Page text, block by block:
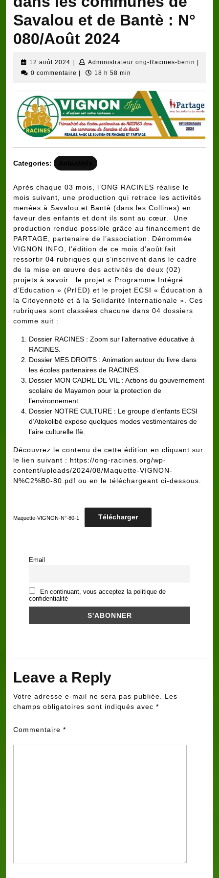
Savalou et de Bantè : N°
080/Août 2024
12 août 2024 12
août
Administrateur ong-Racines-benin
0 commentaire
18 h 58 min
Categories:
Après chaque 03 mois, l’ONG RACINES réalise le
mois suivant, une production qui retrace les activités
menées à Savalou et Bantè (dans les Collines) en
faveur des enfants et dont ils sont au cœur. Une
production rendue possible grâce au financement de
PARTAGE, partenaire de l’association. Dénommée
VIGNON INFO, l’édition de ce mois d’août fait
ressortir 04 rubriques qui s’inscrivent dans le cadre
de la mise en œuvre des activités de deux (02)
projets à savoir : le projet « Programme Intégré
d’Education » (PrIED) et le projet ECSI « Éducation à
la Citoyenneté et à la Solidarité Internationale ». Ces
rubriques sont classées chacune dans 04 dossiers
comme suit :
Dossier RACINES : Zoom sur l’alternative éducative à
RACINES.
Dossier MES DROITS : Animation autour du livre dans
les écoles partenaires de RACINES.
Dossier MON CADRE DE VIE : Actions du gouvernement
scolaire de Mayamon pour la protection de
l’environnement.
Dossier NOTRE CULTURE : Le groupe d’enfants ECSI
d’Atokolibé expose quelques modes vestimentaires de
l’aire culturelle Ifè.
Découvrez le contenu de cette édition en cliquant sur
le lien suivant : https://ong-racines.org/wp-
content/uploads/2024/08/Maquette-VIGNON-
N%C2%B0-80.pdf ou en le téléchargeant ci-dessous.
Maquette-VIGNON-N°-80-1 Télécharger
Email
En continuant, vous acceptez la politique de
confidentialité
Leave a Reply
Votre adresse e-mail ne sera pas publiée.
Les
champs obligatoires sont indiqués avec *
Commentaire *